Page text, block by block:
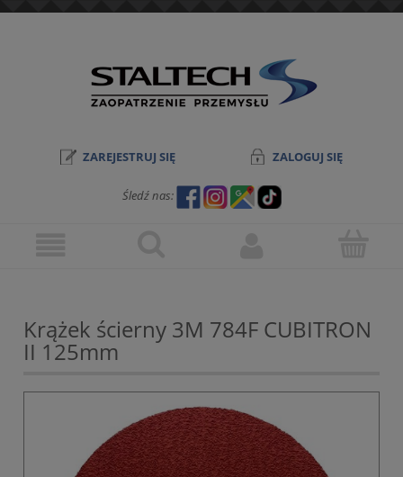
ZAREJESTRUJ SIĘ ZALOGUJ SIĘ
Śledź nas:
Krążek ścierny 3M 784F CUBITRON
II 125mm